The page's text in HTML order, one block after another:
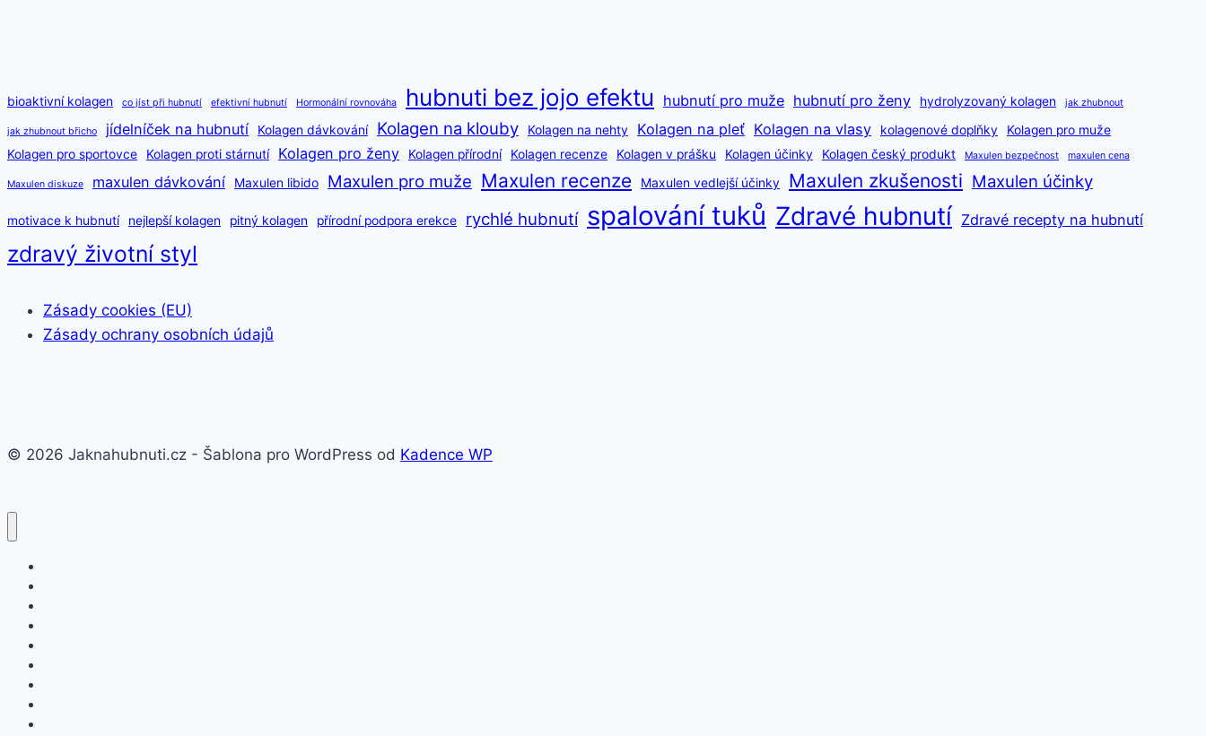
bioaktivní kolagen co jíst při hubnutí efektivní hubnutí Hormonální rovnováha hubnuti bez jojo efektu hubnutí pro muže hubnutí pro ženy hydrolyzovaný kolagen jak zhubnout
jak zhubnout břicho jídelníček na hubnutí Kolagen dávkování Kolagen na klouby Kolagen na nehty Kolagen na pleť Kolagen na vlasy kolagenové doplňky
Kolagen pro muže
Kolagen pro sportovce
Kolagen proti stárnutí Kolagen pro ženy Kolagen přírodní Kolagen recenze Kolagen v prášku Kolagen účinky Kolagen český produkt Maxulen bezpečnost maxulen cena
Maxulen diskuze maxulen dávkování Maxulen libido Maxulen pro muže Maxulen recenze Maxulen vedlejší účinky Maxulen zkušenosti Maxulen účinky
motivace k hubnutí nejlepší kolagen pitný kolagen přírodní podpora erekce rychlé hubnutí spalování tuků Zdravé hubnutí Zdravé recepty na hubnutí
zdravý životní styl
Zásady cookies (EU)
Zásady ochrany osobních údajů
© 2026 Jaknahubnuti.cz - Šablona pro WordPress od Kadence WP